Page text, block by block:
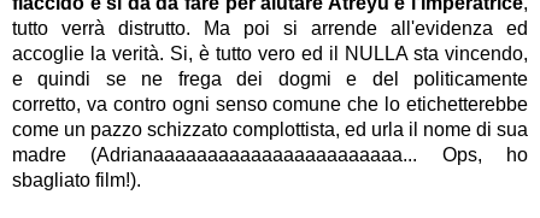
tutto verrà distrutto. Ma poi si arrende all'evidenza ed
accoglie la verità. Si, è tutto vero ed il NULLA sta vincendo,
e quindi se ne frega dei dogmi e del politicamente
corretto, va contro ogni senso comune che lo etichetterebbe
come un pazzo schizzato complottista, ed urla il nome di sua
madre (Adrianaaaaaaaaaaaaaaaaaaaaaaa... Ops, ho
sbagliato film!).